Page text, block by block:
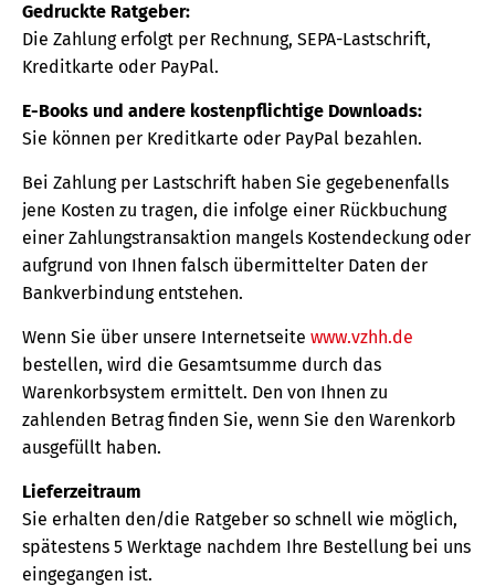
Gedruckte Ratgeber:
Die Zahlung erfolgt per Rechnung, SEPA-Lastschrift,
Kreditkarte oder PayPal.
E-Books und andere kostenpflichtige Downloads:
Sie können per Kreditkarte oder PayPal bezahlen.
Bei Zahlung per Lastschrift haben Sie gegebenenfalls
jene Kosten zu tragen, die infolge einer Rückbuchung
einer Zahlungstransaktion mangels Kostendeckung oder
aufgrund von Ihnen falsch übermittelter Daten der
Bankverbindung entstehen.
Wenn Sie über unsere Internetseite www.vzhh.de
bestellen, wird die Gesamtsumme durch das
Warenkorbsystem ermittelt. Den von Ihnen zu
zahlenden Betrag finden Sie, wenn Sie den Warenkorb
ausgefüllt haben.
Lieferzeitraum
Sie erhalten den/die Ratgeber so schnell wie möglich,
spätestens 5 Werktage nachdem Ihre Bestellung bei uns
eingegangen ist.